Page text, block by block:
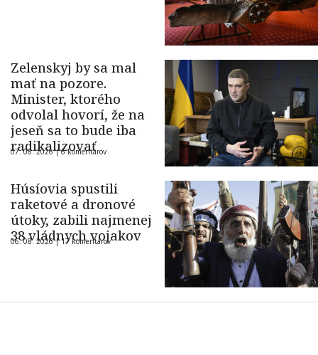
Zelenskyj by sa mal
mať na pozore.
Minister, ktorého
odvolal hovorí, že na
jeseň sa to bude iba
radikalizovať
07. 08. 2026 |6 komentárov
Húsíovia spustili
raketové a dronové
útoky, zabili najmenej
38 vládnych vojakov
06. 08. 2026 |17 komentárov